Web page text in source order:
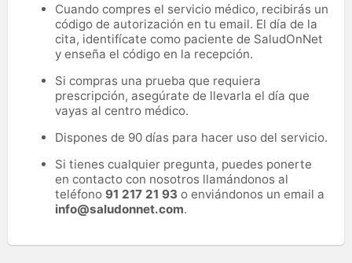
Cuando compres el servicio médico, recibirás un
código de autorización en tu email. El día de la
cita, identifícate como paciente de SaludOnNet
y enseña el código en la recepción.
Si compras una prueba que requiera
prescripción, asegúrate de llevarla el día que
vayas al centro médico.
Dispones de 90 días para hacer uso del servicio.
Si tienes cualquier pregunta, puedes ponerte
en contacto con nosotros llamándonos al
teléfono 91 217 21 93 o enviándonos un email a
info@saludonnet.com.